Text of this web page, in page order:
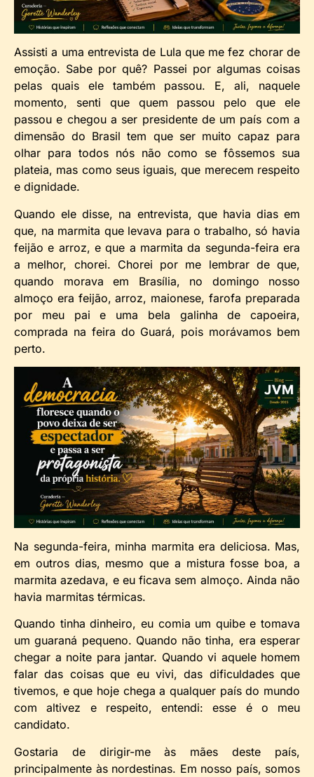
Assisti a uma entrevista de Lula que me fez chorar de
emoção. Sabe por quê? Passei por algumas coisas
pelas quais ele também passou. E, ali, naquele
momento, senti que quem passou pelo que ele
passou e chegou a ser presidente de um país com a
dimensão do Brasil tem que ser muito capaz para
olhar para todos nós não como se fôssemos sua
plateia, mas como seus iguais, que merecem respeito
e dignidade.
Quando ele disse, na entrevista, que havia dias em
que, na marmita que levava para o trabalho, só havia
feijão e arroz, e que a marmita da segunda-feira era
a melhor, chorei. Chorei por me lembrar de que,
quando morava em Brasília, no domingo nosso
almoço era feijão, arroz, maionese, farofa preparada
por meu pai e uma bela galinha de capoeira,
comprada na feira do Guará, pois morávamos bem
perto.
Na segunda-feira, minha marmita era deliciosa. Mas,
em outros dias, mesmo que a mistura fosse boa, a
marmita azedava, e eu ficava sem almoço. Ainda não
havia marmitas térmicas.
Quando tinha dinheiro, eu comia um quibe e tomava
um guaraná pequeno. Quando não tinha, era esperar
chegar a noite para jantar. Quando vi aquele homem
falar das coisas que eu vivi, das dificuldades que
tivemos, e que hoje chega a qualquer país do mundo
com altivez e respeito, entendi: esse é o meu
candidato.
Gostaria de dirigir-me às mães deste país,
principalmente às nordestinas. Em nosso país, somos